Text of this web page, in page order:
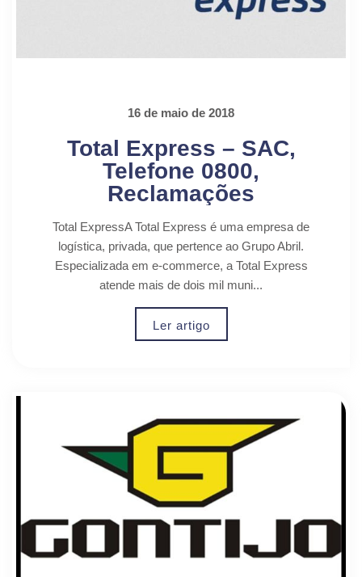
16 de maio de 2018
Total Express – SAC,
Telefone 0800,
Reclamações
Total ExpressA Total Express é uma empresa de
logística, privada, que pertence ao Grupo Abril.
Especializada em e-commerce, a Total Express
atende mais de dois mil muni...
Ler artigo